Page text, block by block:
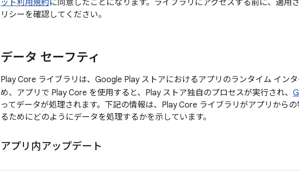
ット利用規約に同意したことになります。ライブラリにアクセスする前に、適用
リシーを確認してください。
データ セーフティ
Play Core ライブラリは、Google Play ストアにおけるアプリのランタイム イン
め、アプリで Play Core を使用すると、Play ストア独自のプロセスが実行され、
ってデータが処理されます。下記の情報は、Play Core ライブラリがアプリから
るためにどのようにデータを処理するかを示しています。
アプリ内アップデート